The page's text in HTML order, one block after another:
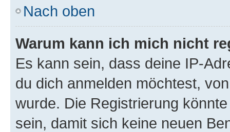
Nach oben
Warum kann ich mich nicht
Es kann sein, dass deine IP-
du dich anmelden möchtest,
wurde. Die Registrierung
sein, damit sich keine neuen